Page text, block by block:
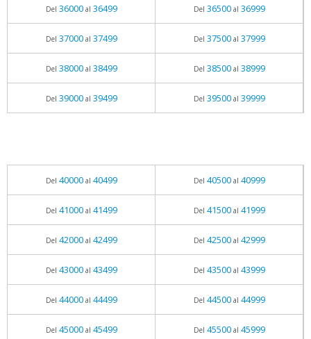
Del 36000al 36499 Del 36500al 36999
Del 37000al 37499 Del 37500al 37999
Del 38000al 38499 Del 38500al 38999
Del 39000al 39499 Del 39500al 39999
Del 40000al 40499 Del 40500al 40999
Del 41000al 41499 Del 41500al 41999
Del 42000al 42499 Del 42500al 42999
Del 43000al 43499 Del 43500al 43999
Del 44000al 44499 Del 44500al 44999
Del 45000al 45499 Del 45500al 45999